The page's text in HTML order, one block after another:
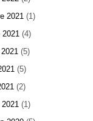
2021(1)
2021 (4)
(5)
(5)
(2)
(1)